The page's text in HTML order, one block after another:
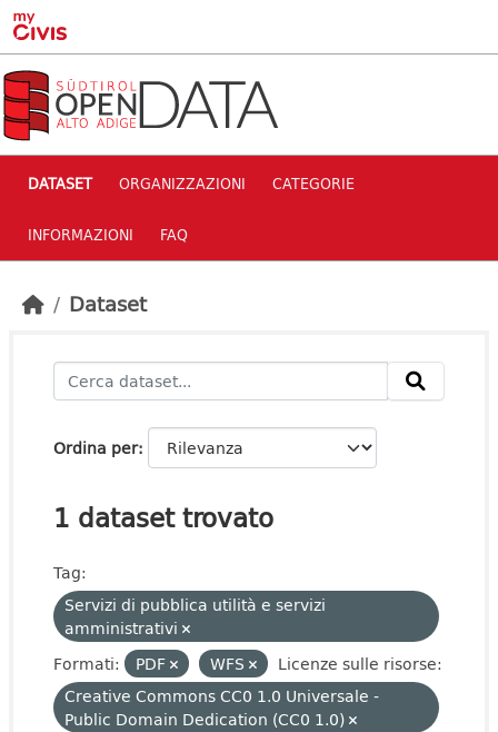
Skip to main content
DATASET ORGANIZZAZIONI CATEGORIE
INFORMAZIONI FAQ
Dataset
Ordina per
1 dataset trovato
Tag:
Servizi di pubblica utilità e servizi
amministrativi
Formati:
PDF WFS
Licenze sulle risorse:
Creative Commons CC0 1.0 Universale -
Public Domain Dedication (CC0 1.0)